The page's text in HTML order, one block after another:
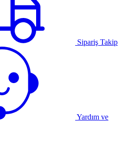
Sipariş Takip
Yardım ve